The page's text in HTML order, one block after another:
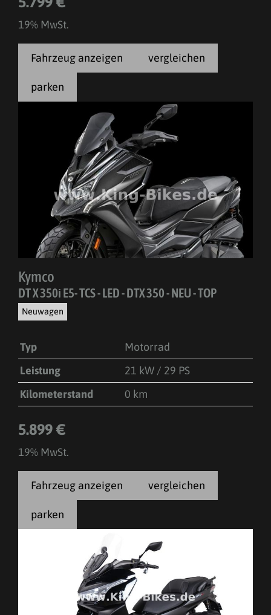
19% MwSt.
Fahrzeug anzeigen vergleichen
parken
Kymco
DT X 350i E5- TCS - LED - DTX 350 - NEU - TOP
Neuwagen
Typ
Motorrad
Leistung
21 kW / 29 PS
Kilometerstand
0 km
5.899 €
19% MwSt.
Fahrzeug anzeigen vergleichen
parken